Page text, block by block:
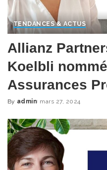
TENDANCES & ACTUS
Allianz
Koelbli
Assurances
Posted
By admin mars 27, 2024